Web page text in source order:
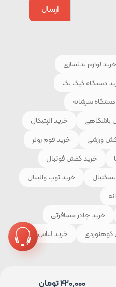
420,000تومان
ارسال
خرید لوازم بدنسازی
دستگاه کیک بک
دستگاه سرشانه
باشگاهی
خرید الپتیکال
کش ورزشی
خرید فوم رولر
خرید کفش فوتبال
خرید توپ والیبال
خرید چادر مسافرتی
خرید لباس ورزشی